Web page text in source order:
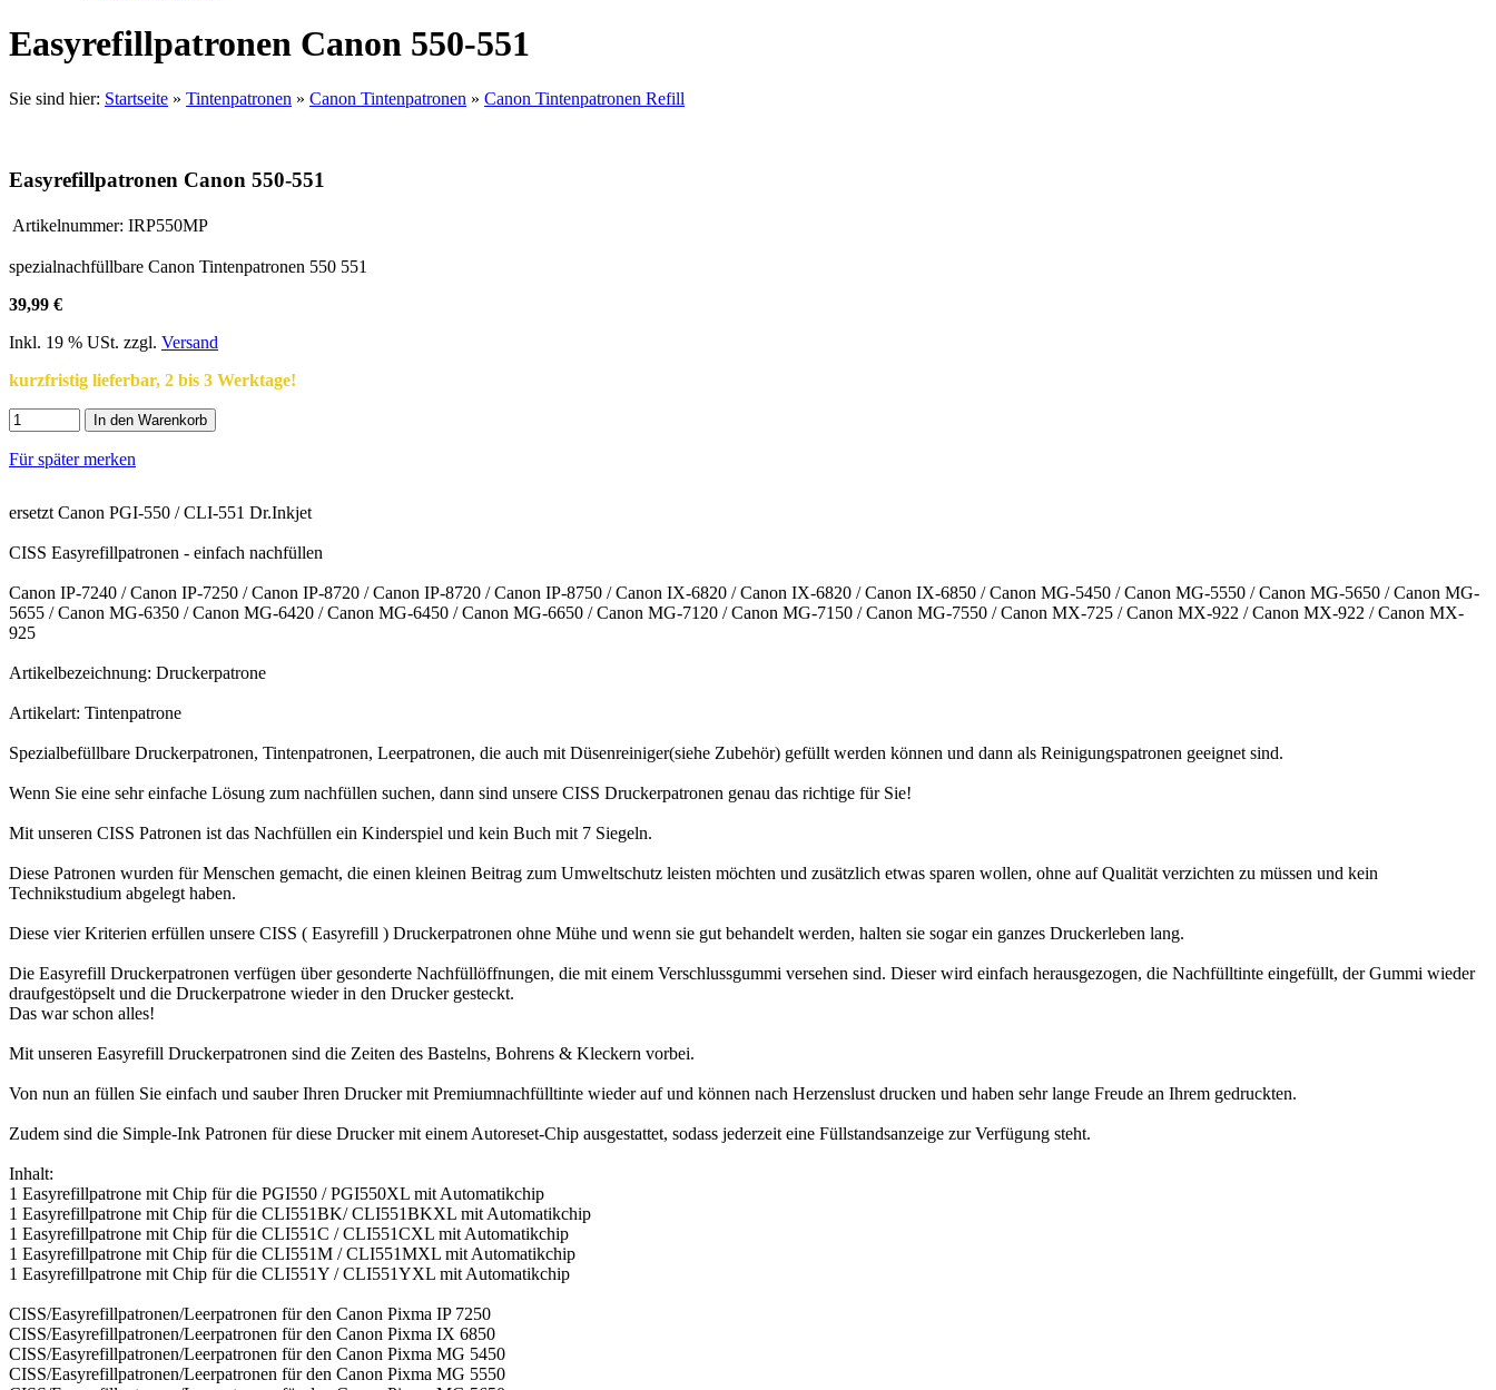
Easyrefillpatronen Canon 550-551
Sie sind hier: Startseite » Tintenpatronen » Canon Tintenpatronen » Canon Tintenpatronen Refill
Easyrefillpatronen Canon 550-551
Artikelnummer: IRP550MP
spezialnachfüllbare Canon Tintenpatronen 550 551
39,99 €
Inkl. 19 % USt. zzgl. Versand
kurzfristig lieferbar, 2 bis 3 Werktage!
In den Warenkorb
Für später merken
ersetzt Canon PGI-550 / CLI-551 Dr.Inkjet
CISS Easyrefillpatronen - einfach nachfüllen
Canon IP-7240 / Canon IP-7250 / Canon IP-8720 / Canon IP-8720 / Canon IP-8750 / Canon IX-6820 / Canon IX-6820 / Canon IX-6850 / Canon MG-5450 / Canon MG-5550 / Canon MG-5650 / Canon MG-
5655 / Canon MG-6350 / Canon MG-6420 / Canon MG-6450 / Canon MG-6650 / Canon MG-7120 / Canon MG-7150 / Canon MG-7550 / Canon MX-725 / Canon MX-922 / Canon MX-922 / Canon MX-
925
Artikelbezeichnung: Druckerpatrone
Artikelart: Tintenpatrone
Spezialbefüllbare Druckerpatronen, Tintenpatronen, Leerpatronen, die auch mit Düsenreiniger(siehe Zubehör) gefüllt werden können und dann als Reinigungspatronen geeignet sind.
Wenn Sie eine sehr einfache Lösung zum nachfüllen suchen, dann sind unsere CISS Druckerpatronen genau das richtige für Sie!
Mit unseren CISS Patronen ist das Nachfüllen ein Kinderspiel und kein Buch mit 7 Siegeln.
Diese Patronen wurden für Menschen gemacht, die einen kleinen Beitrag zum Umweltschutz leisten möchten und zusätzlich etwas sparen wollen, ohne auf Qualität verzichten zu müssen und kein
Technikstudium abgelegt haben.
Diese vier Kriterien erfüllen unsere CISS ( Easyrefill ) Druckerpatronen ohne Mühe und wenn sie gut behandelt werden, halten sie sogar ein ganzes Druckerleben lang.
Die Easyrefill Druckerpatronen verfügen über gesonderte Nachfüllöffnungen, die mit einem Verschlussgummi versehen sind. Dieser wird einfach herausgezogen, die Nachfülltinte eingefüllt, der Gummi wieder
draufgestöpselt und die Druckerpatrone wieder in den Drucker gesteckt.
Das war schon alles!
Mit unseren Easyrefill Druckerpatronen sind die Zeiten des Bastelns, Bohrens & Kleckern vorbei.
Von nun an füllen Sie einfach und sauber Ihren Drucker mit Premiumnachfülltinte wieder auf und können nach Herzenslust drucken und haben sehr lange Freude an Ihrem gedruckten.
Zudem sind die Simple-Ink Patronen für diese Drucker mit einem Autoreset-Chip ausgestattet, sodass jederzeit eine Füllstandsanzeige zur Verfügung steht.
Inhalt:
1 Easyrefillpatrone mit Chip für die PGI550 / PGI550XL mit Automatikchip
1 Easyrefillpatrone mit Chip für die CLI551BK/ CLI551BKXL mit Automatikchip
1 Easyrefillpatrone mit Chip für die CLI551C / CLI551CXL mit Automatikchip
1 Easyrefillpatrone mit Chip für die CLI551M / CLI551MXL mit Automatikchip
1 Easyrefillpatrone mit Chip für die CLI551Y / CLI551YXL mit Automatikchip
CISS/Easyrefillpatronen/Leerpatronen für den Canon Pixma IP 7250
CISS/Easyrefillpatronen/Leerpatronen für den Canon Pixma IX 6850
CISS/Easyrefillpatronen/Leerpatronen für den Canon Pixma MG 5450
CISS/Easyrefillpatronen/Leerpatronen für den Canon Pixma MG 5550